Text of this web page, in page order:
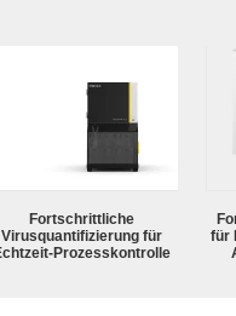
Fortschrittliche
Virusquantifizierung für
Prozesskontrolle
für